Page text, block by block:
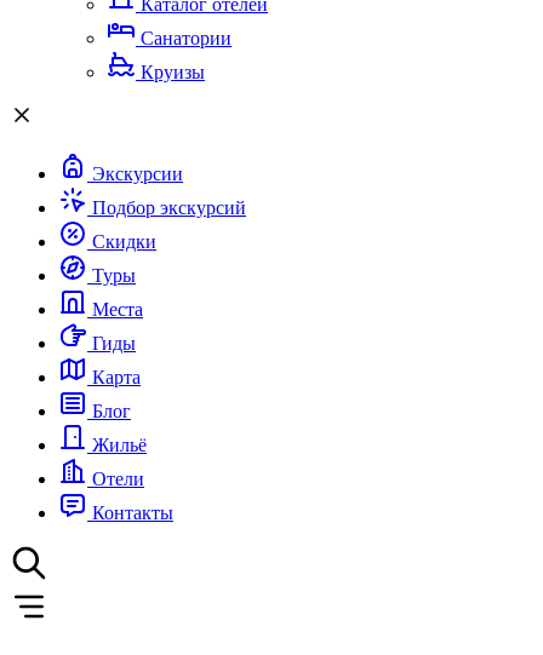
Каталог отелей
Санатории
Круизы
Экскурсии
Подбор экскурсий
Скидки
Туры
Места
Гиды
Карта
Блог
Жильё
Отели
Контакты